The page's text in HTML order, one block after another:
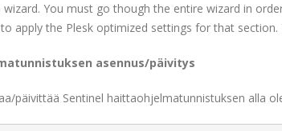
You must go though the entire wizard in
apply the Plesk optimized settings for that
asennus/päivitys
päivittää Sentinel haittaohjelmatunnistuksen alla